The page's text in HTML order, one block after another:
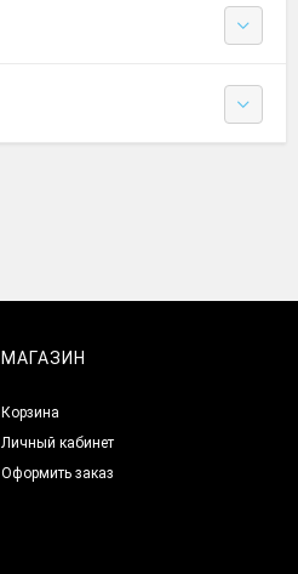
МАГАЗИН
Корзина
Личный кабинет
Оформить заказ